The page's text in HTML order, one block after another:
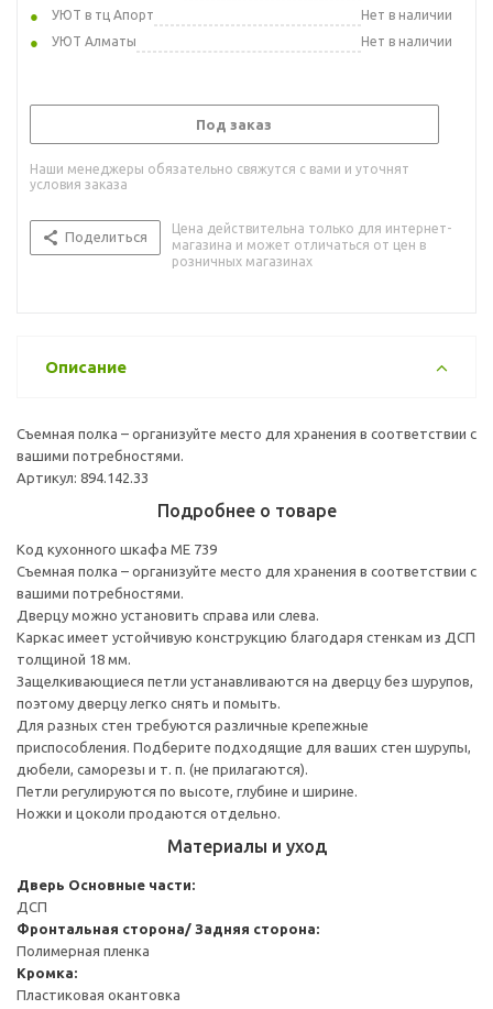
УЮТ в тц Апорт
Нет в наличии
УЮТ Алматы
Нет в наличии
Под заказ
Наши менеджеры обязательно свяжутся с вами и уточнят
условия заказа
Поделиться
Цена действительна только для интернет-
магазина и может отличаться от цен в
розничных магазинах
Описание
Съемная полка – организуйте место для хранения в соответствии с
вашими потребностями.
Артикул: 894.142.33
Подробнее о товаре
Код кухонного шкафа ME 739
Съемная полка – организуйте место для хранения в соответствии с
вашими потребностями.
Дверцу можно установить справа или слева.
Каркас имеет устойчивую конструкцию благодаря стенкам из ДСП
толщиной 18 мм.
Защелкивающиеся петли устанавливаются на дверцу без шурупов,
поэтому дверцу легко снять и помыть.
Для разных стен требуются различные крепежные
приспособления. Подберите подходящие для ваших стен шурупы,
дюбели, саморезы и т. п. (не прилагаются).
Петли регулируются по высоте, глубине и ширине.
Ножки и цоколи продаются отдельно.
Материалы и уход
Дверь Основные части:
ДСП
Фронтальная сторона/ Задняя сторона:
Полимерная пленка
Кромка:
Пластиковая окантовка